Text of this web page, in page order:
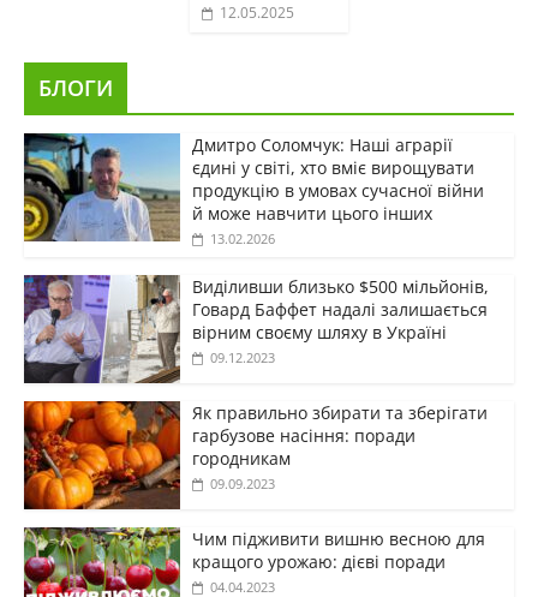
12.05.2025
БЛОГИ
Дмитро Соломчук: Наші аграрії
єдині у світі, хто вміє вирощувати
продукцію в умовах сучасної війни
й може навчити цього інших
13.02.2026
Виділивши близько $500 мільйонів,
Говард Баффет надалі залишається
вірним своєму шляху в Україні
09.12.2023
Як правильно збирати та зберігати
гарбузове насіння: поради
городникам
09.09.2023
Чим підживити вишню весною для
кращого урожаю: дієві поради
04.04.2023